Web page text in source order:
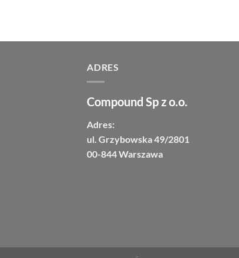
ADRES
Compound Sp z o.o.
Adres:
ul. Grzybowska 49/2801
00-844 Warszawa